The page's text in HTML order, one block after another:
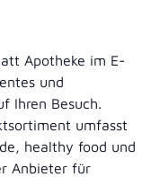
Apotheke im E-
und
Ihren Besuch.
umfasst
healthy food und
Anbieter für